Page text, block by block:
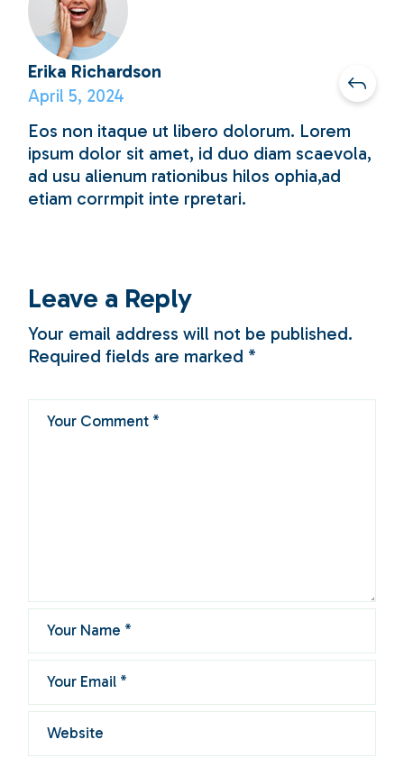
Erika Richardson
April 5, 2024
Eos non itaque ut libero dolorum. Lorem
ipsum dolor sit amet, id duo diam scaevola,
ad usu alienum rationibus hilos ophia,ad
etiam corrmpit inte rpretari.
Leave a Reply
Your email address will not be published.
Required fields are marked *